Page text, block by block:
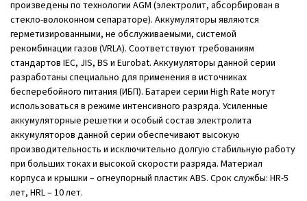
произведены по технологии AGM (электролит, абсорбирован в
стекло-волоконном сепараторе). Аккумуляторы являются
герметизированными, не обслуживаемыми, системой
рекомбинации газов (VRLA). Соответствуют требованиям
стандартов IEC, JIS, BS и Eurobat. Аккумуляторы данной серии
разработаны специально для применения в источниках
бесперебойного питания (ИБП). Батареи серии High Rate могут
использоваться в режиме интенсивного разряда. Усиленные
аккумуляторные решетки и особый состав электролита
аккумуляторов данной серии обеспечивают высокую
производительность и исключительно долгую стабильную работу
при больших токах и высокой скорости разряда. Материал
корпуса и крышки – огнеупорный пластик ABS. Срок службы: HR-5
лет, HRL – 10 лет.